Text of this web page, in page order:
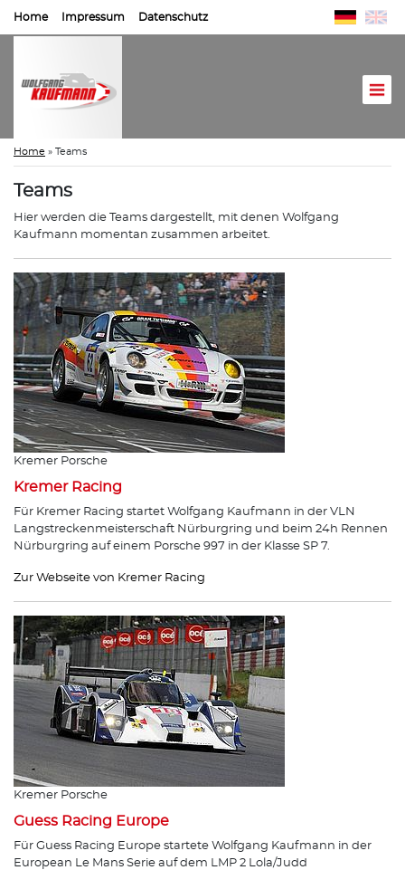
Home Impressum Datenschutz
Home » Teams
Teams
Hier werden die Teams dargestellt, mit denen Wolfgang
Kaufmann momentan zusammen arbeitet.
Kremer Porsche
Kremer Racing
Für Kremer Racing startet Wolfgang Kaufmann in der VLN
Langstreckenmeisterschaft Nürburgring und beim 24h Rennen
Nürburgring auf einem Porsche 997 in der Klasse SP 7.
Zur Webseite von Kremer Racing
Kremer Porsche
Guess Racing Europe
Für Guess Racing Europe startete Wolfgang Kaufmann in der
European Le Mans Serie auf dem LMP 2 Lola/Judd